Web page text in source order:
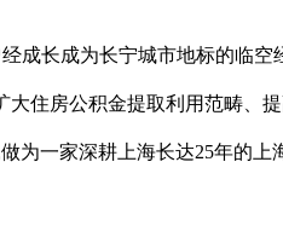
长成为长宁城市地标的临空
住房公积金提取利用范畴
为一家深耕上海长达25年的